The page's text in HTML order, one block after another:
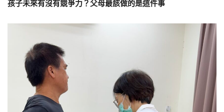
孩子未來有沒有競爭力？父母最該做的是這件事